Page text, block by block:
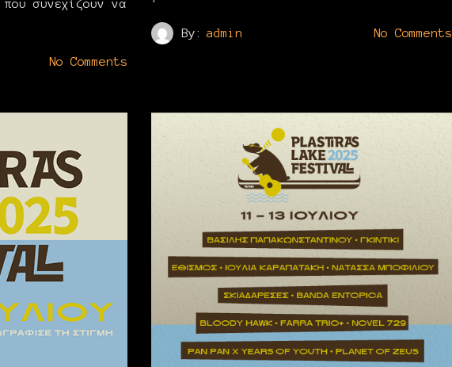
συνεχίζουν να
No Comments
By: admin No Comments